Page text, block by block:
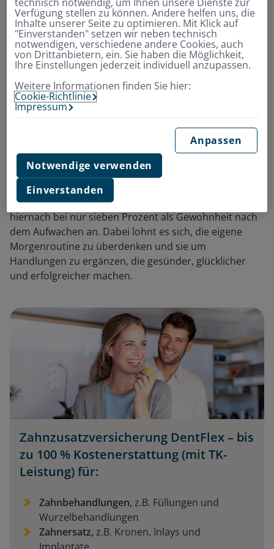
er aufschließe, um anschließend in den Tag zu starten.
Die Morgenroutine der
meisten Deutschen:
Zähneputzen
Nicht jede Morgenroutine ist eine solch ausgefeilte. So
gaben in einer Studie, befragt nach ihren Ritualen nach
dem Aufstehen, drei von vier Deutschen an, sich die
Zähne zu putzen. Zwei Drittel trinken demnach zum
Start in den Tag Kaffee und jeder Fünfte checkt erstmal
seine Social-Media-Accounts. Sport am Morgen steht
hiernach bei nur sieben Prozent als Gewohnheit nach
dem Aufwachen an. Dabei lohnt es sich, die eigene
Morgenroutine zu überdenken und sie um
Handlungen zu ergänzen, die gesünder, glücklicher
und erfolgreicher machen.
Zahnzusatzversicherung DentFlex – bis
zu 100 % Kostenerstattung (mit TK-
Leistung) für:
Zahnbehandlungen, z.B. Füllungen und
Wurzelbehandlungen
Zahnersatz, z.B. Kronen, Inlays und
technisch notwendig, um Ihnen unsere Dienste zur
Verfügung stellen zu können. Andere helfen uns, die
Inhalte unserer Seite zu optimieren. Mit Klick auf
"Einverstanden" setzen wir neben technisch
notwendigen, verschiedene andere Cookies, auch
von Drittanbietern, ein. Sie haben die Möglichkeit,
Ihre Einstellungen jederzeit individuell anzupassen.
Weitere Informationen finden Sie hier:
Cookie-Richtlinie
Impressum
Anpassen
Notwendige verwenden
Einverstanden